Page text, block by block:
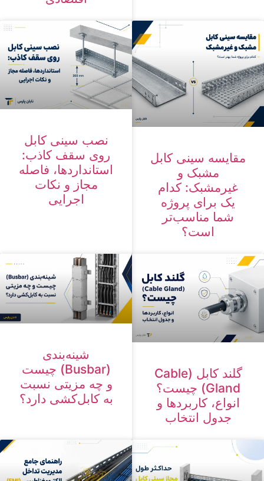
مقایسه سینی کابل
مشبک و
غیرمشبک: کدام
یک برای پروژه
شما مناسب‌تر
است؟
نصب سینی کابل
روی سقف کاذب:
استانداردها، فاصله
مجاز و نکات
اجرایی
گلند کابل (Cable
Gland) چیست؟
انواع، کاربردها و
جدول انتخاب
شینه‌بندی
(Busbar) چیست
و چه مزیتی نسبت
به کابل‌کشی دارد؟